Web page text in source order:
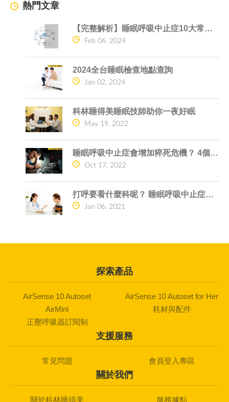
熱門文章
【完整解析】睡眠呼吸中止症10大常見問題一次搞懂
Feb 06, 2024
2024全台睡眠檢查地點查詢
Jan 02, 2024
科林睡得美睡眠技師助你一夜好眠
May 19, 2022
睡眠呼吸中止症會增加猝死危機？ 4個原因告訴你
Oct 17, 2022
打呼要看什麼科呢？ 睡眠呼吸中止症的危險
Jan 06, 2021
探索產品
AirSense 10 Autoset
AirSense 10 Autoset for Her
AirMini
耗材與配件
正壓呼吸器訂閱制
支援服務
常見問題 會員登入專區
關於我們
關於科林睡得美 服務據點